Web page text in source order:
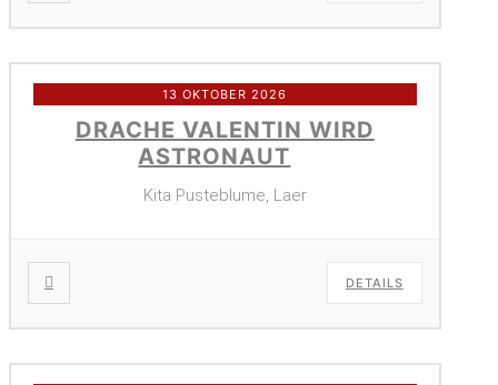
13 OKTOBER 2026
DRACHE VALENTIN WIRD
ASTRONAUT
Kita Pusteblume, Laer
DETAILS